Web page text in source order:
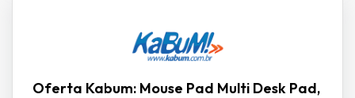
Oferta Kabum: Mouse Pad Multi Desk Pad,